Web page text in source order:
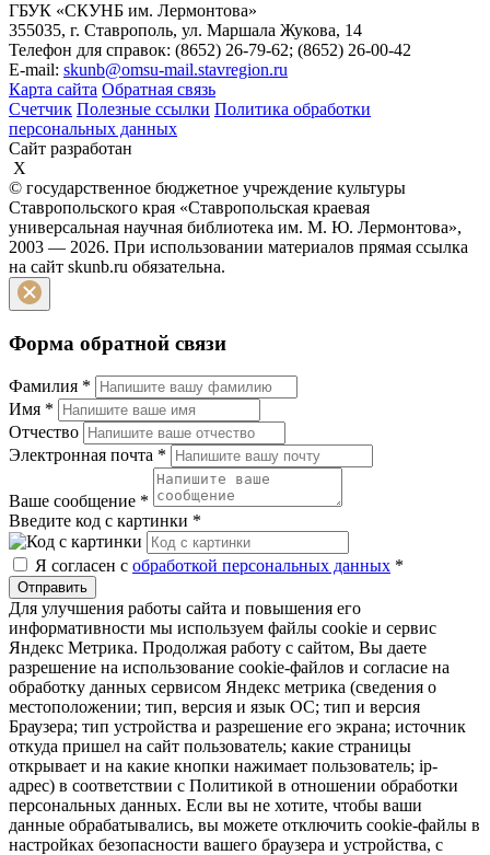
ГБУК «СКУНБ им. Лермонтова»
355035, г. Ставрополь, ул. Маршала Жукова, 14
Телефон для справок: (8652) 26-79-62; (8652) 26-00-42
E-mail: skunb@omsu-mail.stavregion.ru
Карта сайта Обратная связь
Счетчик Полезные ссылки Политика обработки
персональных данных
Сайт разработан
X
© государственное бюджетное учреждение культуры
Ставропольского края «Ставропольская краевая
универсальная научная библиотека им. М. Ю. Лермонтова»,
2003 — 2026. При использовании материалов прямая ссылка
на сайт skunb.ru обязательна.
Форма обратной связи
Фамилия *
Имя *
Отчество
Электронная почта *
Ваше сообщение *
Введите код с картинки *
Я согласен с обработкой персональных данных *
Отправить
Для улучшения работы сайта и повышения его
информативности мы используем файлы cookie и сервис
Яндекс Метрика. Продолжая работу с сайтом, Вы даете
разрешение на использование cookie-файлов и согласие на
обработку данных сервисом Яндекс метрика (сведения о
местоположении; тип, версия и язык ОС; тип и версия
Браузера; тип устройства и разрешение его экрана; источник
откуда пришел на сайт пользователь; какие страницы
открывает и на какие кнопки нажимает пользователь; ip-
адрес) в соответствии с Политикой в отношении обработки
персональных данных. Если вы не хотите, чтобы ваши
данные обрабатывались, вы можете отключить cookie-файлы в
настройках безопасности вашего браузера и устройства, с